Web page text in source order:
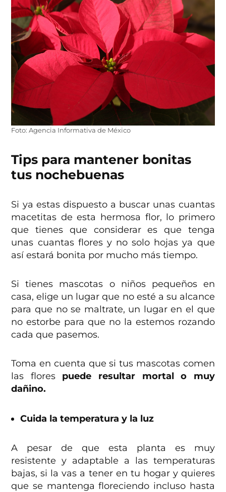
Foto: Agencia Informativa de México
Tips para mantener bonitas
tus nochebuenas
Si ya estas dispuesto a buscar unas cuantas
macetitas de esta hermosa flor, lo primero
que tienes que considerar es que tenga
unas cuantas flores y no solo hojas ya que
así estará bonita por mucho más tiempo.
Si tienes mascotas o niños pequeños en
casa, elige un lugar que no esté a su alcance
para que no se maltrate, un lugar en el que
no estorbe para que no la estemos rozando
cada que pasemos.
Toma en cuenta que si tus mascotas comen
las flores puede resultar mortal o muy
dañino.
Cuida la temperatura y la luz
A pesar de que esta planta es muy
resistente y adaptable a las temperaturas
bajas, si la vas a tener en tu hogar y quieres
que se mantenga floreciendo incluso hasta